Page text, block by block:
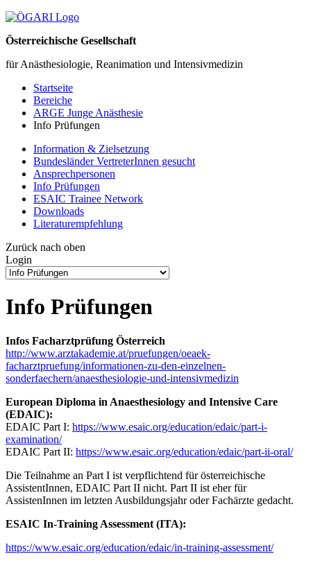
Österreichische Gesellschaft
für Anästhesiologie, Reanimation und Intensivmedizin
Startseite
Bereiche
ARGE Junge Anästhesie
Info Prüfungen
Information & Zielsetzung
Bundesländer VertreterInnen gesucht
Ansprechpersonen
Info Prüfungen
ESAIC Trainee Network
Downloads
Literaturempfehlung
Zurück nach oben
Login
Info Prüfungen
Infos Facharztprüfung Österreich
http://www.arztakademie.at/pruefungen/oeaek-
facharztpruefung/informationen-zu-den-einzelnen-
sonderfaechern/anaesthesiologie-und-intensivmedizin
European Diploma in Anaesthesiology and Intensive Care
(EDAIC):
EDAIC Part I: https://www.esaic.org/education/edaic/part-i-
examination/
EDAIC Part II: https://www.esaic.org/education/edaic/part-ii-oral/
Die Teilnahme an Part I ist verpflichtend für österreichische
AssistentInnen, EDAIC Part II nicht. Part II ist eher für
AssistenInnen im letzten Ausbildungsjahr oder Fachärzte gedacht.
ESAIC In-Training Assessment (ITA):
https://www.esaic.org/education/edaic/in-training-assessment/